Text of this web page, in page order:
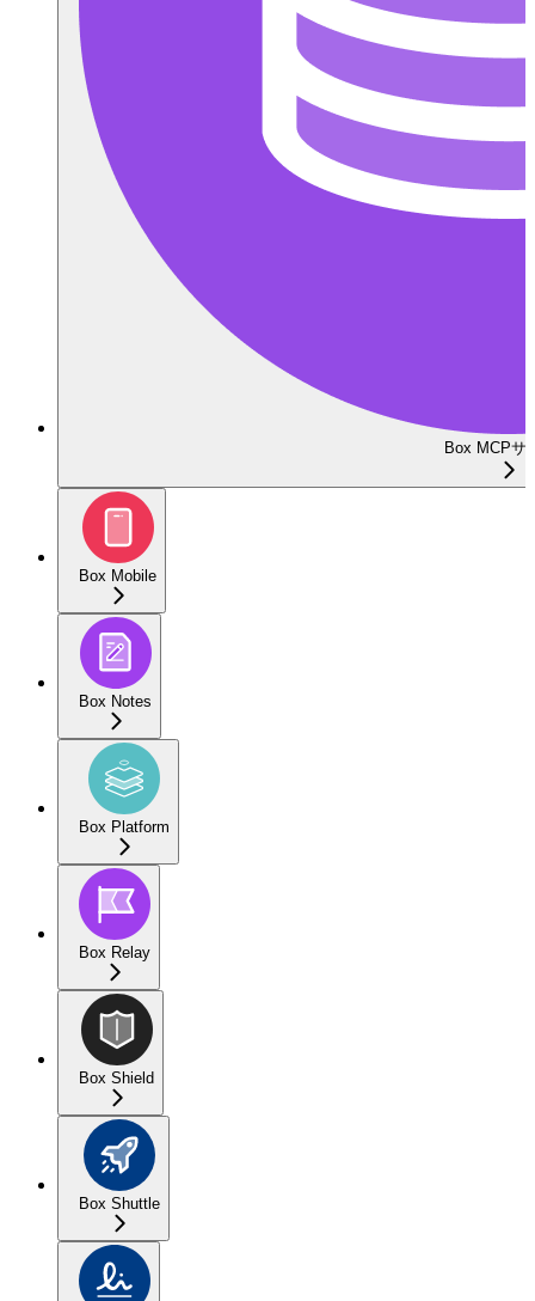
Box MCPサ
Box Mobile
Box Notes
Box Platform
Box Relay
Box Shield
Box Shuttle